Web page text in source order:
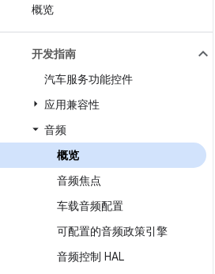
概览
开发指南
汽车服务功能控件
应用兼容性
音频
概览
音频焦点
车载音频配置
可配置的音频政策引擎
音频控制 HAL